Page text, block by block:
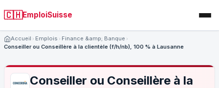
🇨🇭EmploiSuisse
Accueil Emplois
Finance &amp; Banque
Conseiller ou Conseillère à la clientèle (f/h/nb), 100 % à Lausanne
Conseiller ou Conseillère à la